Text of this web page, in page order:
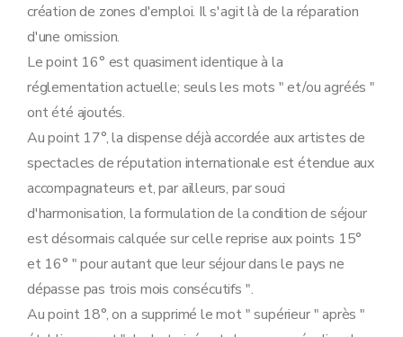
création de zones d'emploi. Il s'agit là de la réparation
d'une omission.
Le point 16° est quasiment identique à la
réglementation actuelle; seuls les mots " et/ou agréés "
ont été ajoutés.
Au point 17°, la dispense déjà accordée aux artistes de
spectacles de réputation internationale est étendue aux
accompagnateurs et, par ailleurs, par souci
d'harmonisation, la formulation de la condition de séjour
est désormais calquée sur celle reprise aux points 15°
et 16° " pour autant que leur séjour dans le pays ne
dépasse pas trois mois consécutifs ".
Au point 18°, on a supprimé le mot " supérieur " après "